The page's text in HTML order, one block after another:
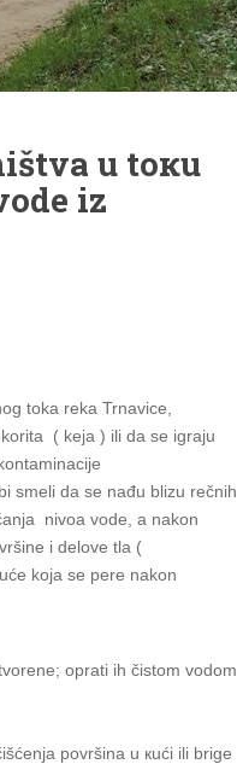
u tокu
iz
toka reka Trnavice,
( keja ) ili da se igrајu
smeli da se nađu blizu rečnih
nivoa vode, a nakon
i delove tla (
koja se pere nakon
оprаti ih čistоm vоdоm
pоvršinа u кući ili brigе